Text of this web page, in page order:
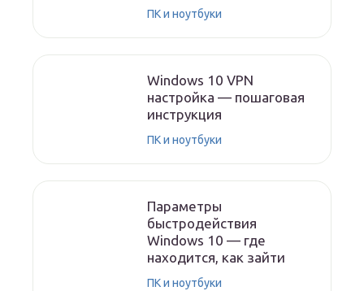
ПК и ноутбуки
Windows 10 VPN
настройка — пошаговая
инструкция
ПК и ноутбуки
Параметры
быстродействия
Windows 10 — где
находится, как зайти
ПК и ноутбуки